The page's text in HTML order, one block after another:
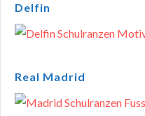
Delfin
Real Madrid